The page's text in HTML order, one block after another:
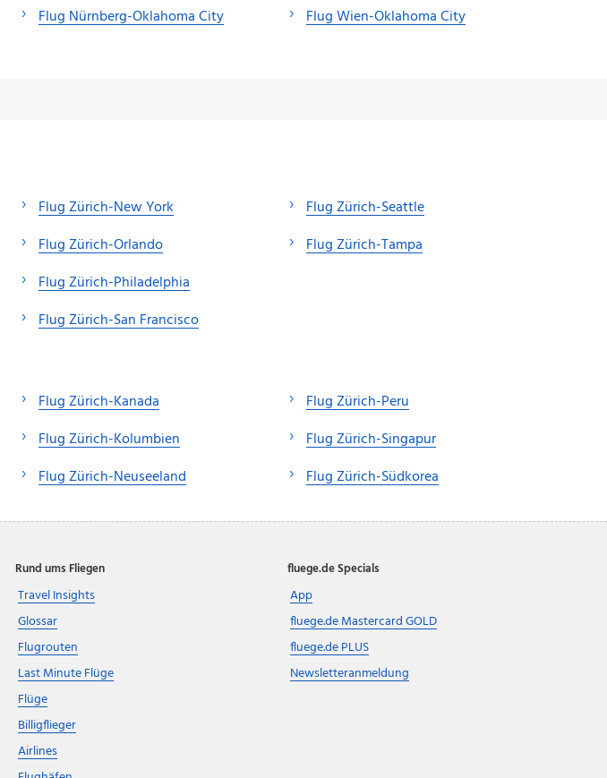
Flug Nürnberg-Oklahoma City
Flug Wien-Oklahoma City
Flug Zürich-New York
Flug Zürich-Orlando
Flug Zürich-Philadelphia
Flug Zürich-San Francisco
Flug Zürich-Seattle
Flug Zürich-Tampa
Flug Zürich-Kanada
Flug Zürich-Kolumbien
Flug Zürich-Neuseeland
Flug Zürich-Peru
Flug Zürich-Singapur
Flug Zürich-Südkorea